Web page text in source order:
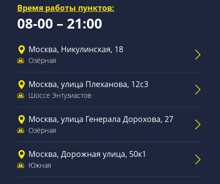
Время работы пунктов:
08-00 – 21:00
Москва, Никулинская, 18
Озёрная
Москва, улица Плеханова, 12с3
Шоссе Энтузиастов
Москва, улица Генерала Дорохова, 27
Озёрная
Москва, Дорожная улица, 50к1
Южная